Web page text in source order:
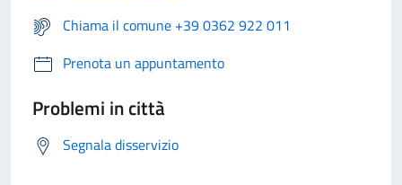
Chiama il comune +39 0362 922 011
Prenota un appuntamento
Problemi in città
Segnala disservizio